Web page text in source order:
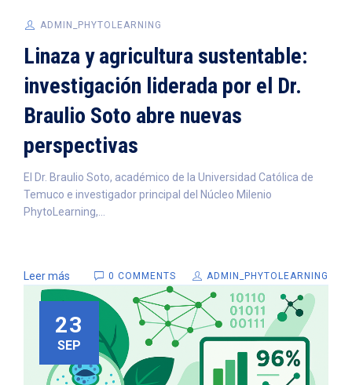
ADMIN_PHYTOLEARNING
Linaza y agricultura sustentable:
investigación liderada por el Dr.
Braulio Soto abre nuevas
perspectivas
El Dr. Braulio Soto, académico de la Universidad Católica de
Temuco e investigador principal del Núcleo Milenio
PhytoLearning,...
Leer más 0 COMMENTS ADMIN_PHYTOLEARNING
23
SEP